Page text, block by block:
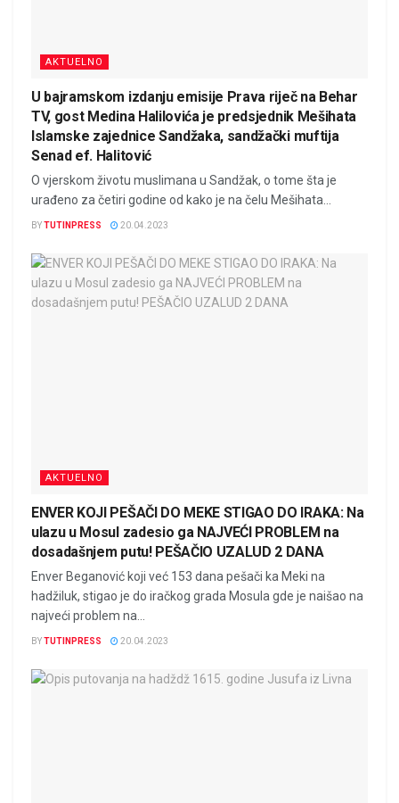
AKTUELNO
U bajramskom izdanju emisije Prava riječ na Behar
TV, gost Medina Halilovića je predsjednik Mešihata
Islamske zajednice Sandžaka, sandžački muftija
Senad ef. Halitović
O vjerskom životu muslimana u Sandžak, o tome šta je
urađeno za četiri godine od kako je na čelu Mešihata...
BYTUTINPRESS 20.04.2023
AKTUELNO
ENVER KOJI PEŠAČI DO MEKE STIGAO DO IRAKA: Na
ulazu u Mosul zadesio ga NAJVEĆI PROBLEM na
dosadašnjem putu! PEŠAČIO UZALUD 2 DANA
Enver Beganović koji već 153 dana pešači ka Meki na
hadžiluk, stigao je do iračkog grada Mosula gde je naišao na
najveći problem na...
BYTUTINPRESS 20.04.2023